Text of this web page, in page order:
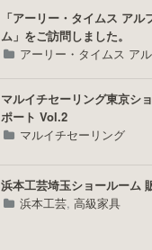
「アーリー・タイムス ア
ム」をご訪問しました。
アーリー・タイムス ア
マルイチセーリング東京シ
ポート Vol.2
マルイチセーリング
浜本工芸埼玉ショールーム
浜本工芸,高級家具